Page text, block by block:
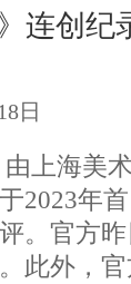
连创
日
美术电
于2023年
。官方
此外，